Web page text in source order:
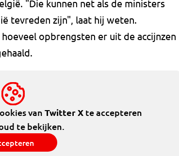
"Die kunnen net als de ministers
tevreden zijn", laat hij weten.
opbrengsten er uit de accijnzen
van Twitter Xte accepteren
te bekijken.